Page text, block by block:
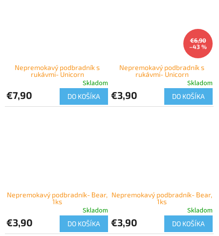
Nepremokavý podbradník s
rukávmi- Unicorn
Skladom
€7,90 DO KOŠÍKA
€6,90
–43 %
Nepremokavý podbradník s
rukávmi- Unicorn
Skladom
€3,90 DO KOŠÍKA
Nepremokavý podbradník- Bear,
1ks
Skladom
€3,90 DO KOŠÍKA
Nepremokavý podbradník- Bear,
1ks
Skladom
€3,90 DO KOŠÍKA